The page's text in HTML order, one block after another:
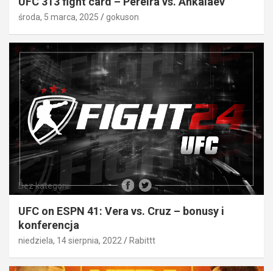
środa, 5 marca, 2025 gokuson
Bez kategorii
UFC on ESPN 41: Vera vs. Cruz – bonusy i
konferencja
niedziela, 14 sierpnia, 2022 Rabittt